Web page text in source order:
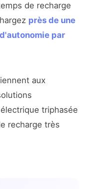
de recharge
près de une
par
aux
triphasée
recharge très